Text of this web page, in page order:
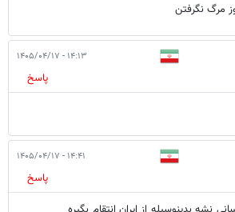
مرگ نگرفتن
۱۴:۱۳ - ۱۴۰۵/۰۴/۱۷
پاسخ
۱۴:۴۱ - ۱۴۰۵/۰۴/۱۷
پاسخ